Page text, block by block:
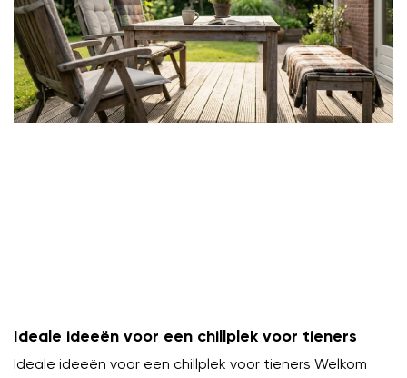
Ideale ideeën voor een chillplek voor tieners
Ideale ideeën voor een chillplek voor tieners Welkom